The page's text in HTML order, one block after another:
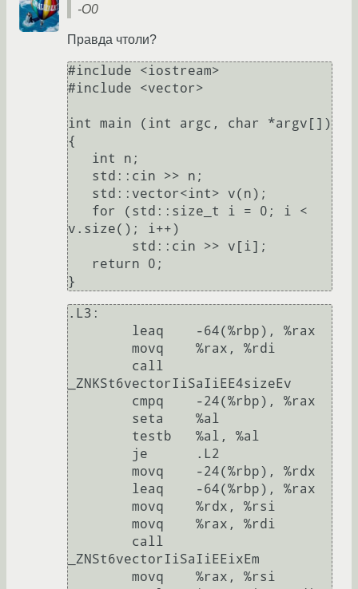
-O0
Правда чтоли?
#include <iostream>
#include <vector>
int main (int argc, char *argv[])
{
v.size(); i++)
.L3:
_ZNKSt6vectorIiSaIiEE4sizeEv
_ZNSt6vectorIiSaIiEEixEm